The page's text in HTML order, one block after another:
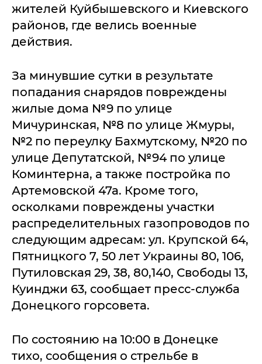
жителей Куйбышевского и Киевского
районов, где велись военные
действия.
За минувшие сутки в результате
попадания снарядов повреждены
жилые дома №9 по улице
Мичуринская, №8 по улице Жмуры,
№2 по переулку Бахмутскому, №20 по
улице Депутатской, №94 по улице
Коминтерна, а также постройка по
Артемовской 47а. Кроме того,
осколками повреждены участки
распределительных газопроводов по
следующим адресам: ул. Крупской 64,
Пятницкого 7, 50 лет Украины 80, 106,
Путиловская 29, 38, 80,140, Свободы 13,
Куинджи 63, сообщает пресс-служба
Донецкого горсовета.
По состоянию на 10:00 в Донецке
тихо, сообщения о стрельбе в